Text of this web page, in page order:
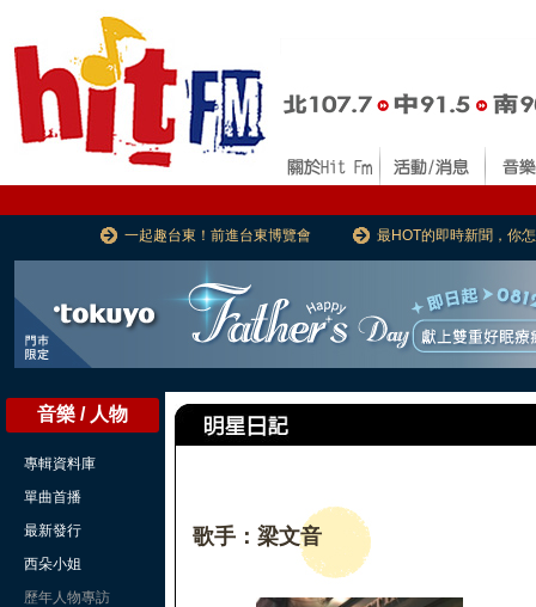
一起趣台東！前進台東博覽會 最HOT的即時新聞，你
音樂 / 人物
專輯資料庫
單曲首播
最新發行
西朵小姐
歷年人物專訪
歌手：梁文音